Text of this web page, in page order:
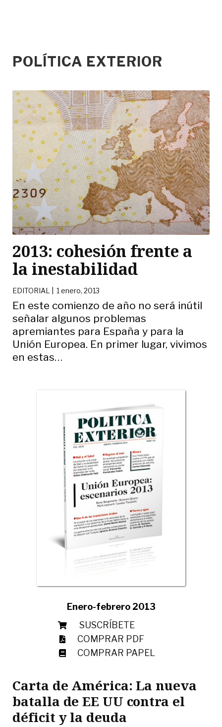
POLÍTICA EXTERIOR
2013: cohesión frente a
la inestabilidad
EDITORIAL |1 enero, 2013
En este comienzo de año no será inútil
señalar algunos problemas
apremiantes para España y para la
Unión Europea. En primer lugar, vivimos
en estas…
Enero-febrero 2013
SUSCRÍBETE
COMPRAR PDF
COMPRAR PAPEL
Carta de América: La nueva
batalla de EE UU contra el
déficit y la deuda